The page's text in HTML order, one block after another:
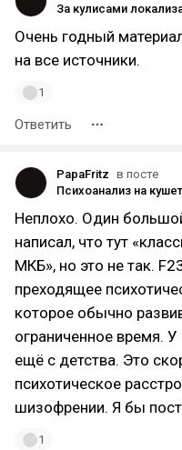
За кулисами
Очень годный
на все источники.
1
Ответить
PapaFritz в посте
Неплохо. Один
написал, что тут
МКБ», но это не так.
преходящее
которое обычно
ограниченное время.
ещё с детства. Это
психотическое
шизофрении. Я бы
1